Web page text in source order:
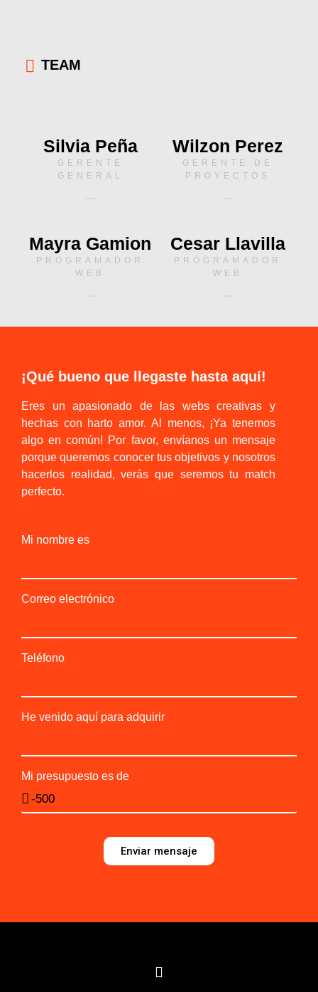
TEAM
Silvia Peña
GERENTE
GENERAL
Wilzon Perez
GERENTE DE
PROYECTOS
Mayra Gamion
PROGRAMADOR
WEB
Cesar Llavilla
PROGRAMADOR
WEB
¡Qué bueno que llegaste hasta aquí!
Eres un apasionado de las webs creativas y
hechas con harto amor. Al menos, ¡Ya tenemos
algo en común! Por favor, envíanos un mensaje
porque queremos conocer tus objetivos y nosotros
hacerlos realidad, verás que seremos tu match
perfecto.
Mi nombre es
Correo electrónico
Teléfono
He venido aquí para adquirir
Mi presupuesto es de
Enviar mensaje